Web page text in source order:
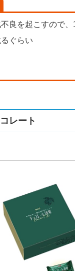
良を起こすので
ぐらい
レート